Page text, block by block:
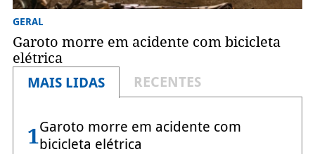
GERAL
Garoto morre em acidente com bicicleta
elétrica
MAIS LIDAS
RECENTES
1Garoto morre em acidente com
bicicleta elétrica